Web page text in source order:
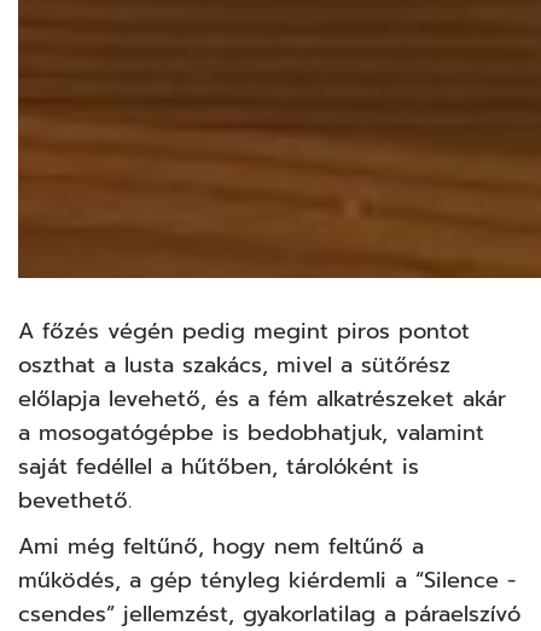
A főzés végén pedig megint piros pontot
oszthat a lusta szakács, mivel a sütőrész
előlapja levehető, és a fém alkatrészeket akár
a mosogatógépbe is bedobhatjuk, valamint
saját fedéllel a hűtőben, tárolóként is
bevethető.
Ami még feltűnő, hogy nem feltűnő a
működés, a gép tényleg kiérdemli a “Silence -
csendes” jellemzést, gyakorlatilag a páraelszívó